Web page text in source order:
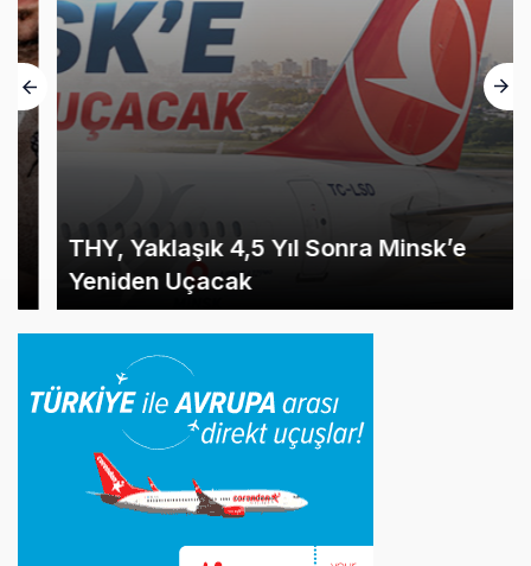
THY, Yaklaşık 4,5 Yıl Sonra Minsk’e
Yeniden Uçacak